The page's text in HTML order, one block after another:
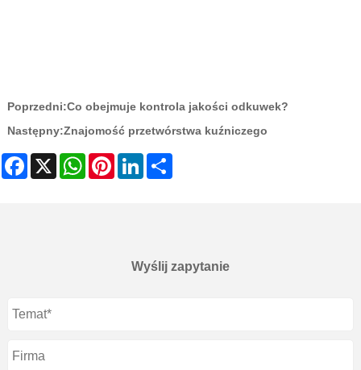
Poprzedni:Co obejmuje kontrola jakości odkuwek?
Następny:Znajomość przetwórstwa kuźniczego
Facebook
X WhatsAppPinterestLinkedIn
Wyślij zapytanie